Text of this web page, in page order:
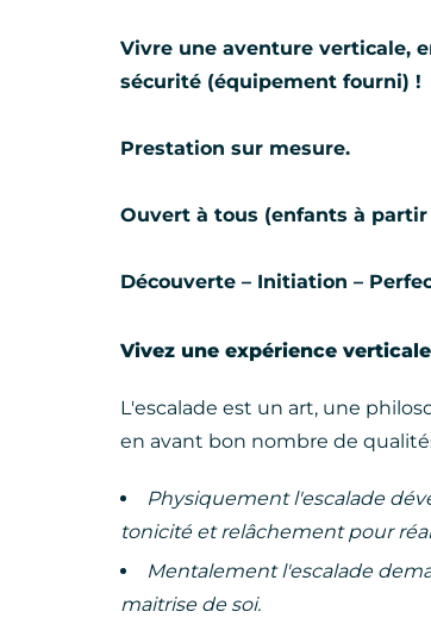
Vivre une aventure verticale,
sécurité (équipement fourni) !
Prestation sur mesure.
Ouvert à tous (enfants à partir
Découverte – Initiation –
Vivez une expérience
L'escalade est un art, une
en avant bon nombre de
Physiquement l'escalade
tonicité et relâchement pour
Mentalement l'escalade
maitrise de soi.